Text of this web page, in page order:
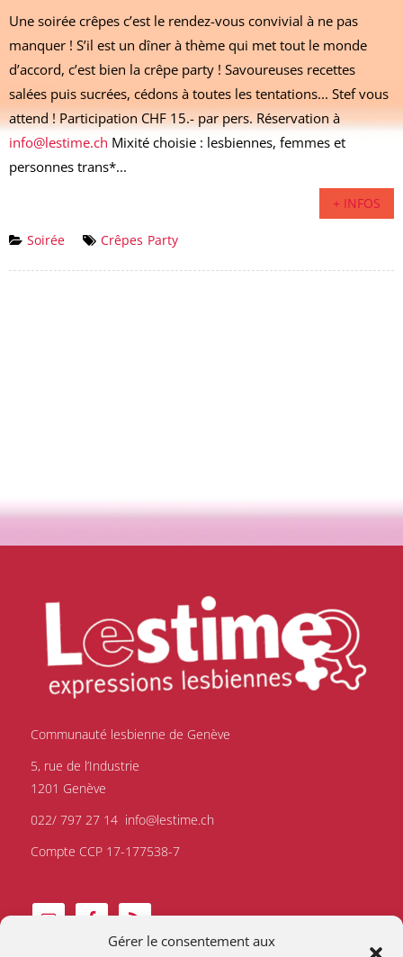
Gérer le consentement aux
Une soirée crêpes c’est le rendez-vous convivial à ne pas
manquer ! S’il est un dîner à thème qui met tout le monde
d’accord, c’est bien la crêpe party ! Savoureuses recettes
salées puis sucrées, cédons à toutes les tentations... Stef vous
attend ! Participation CHF 15.- par pers. Réservation à
info@lestime.ch Mixité choisie : lesbiennes, femmes et
personnes trans*...
+ INFOS
Soirée Crêpes Party
Communauté lesbienne de Genève
5, rue de l’Industrie
1201 Genève
022/ 797 27 14 info@lestime.ch
Compte CCP 17-177538-7